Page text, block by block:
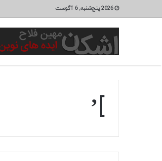
2026 پنج‌شنبه, 6 آگوست
]’